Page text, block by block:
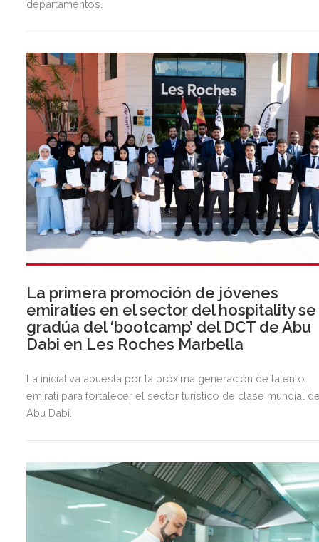
departamentos.
La primera promoción de jóvenes
emiratíes en el sector del hospitality se
gradúa del ‘bootcamp’ del DCT de Abu
Dabi en Les Roches Marbella
La iniciativa apuesta por la próxima generación de talento
emiratí para fortalecer el sector turístico de clase mundial
Abu Dabi.